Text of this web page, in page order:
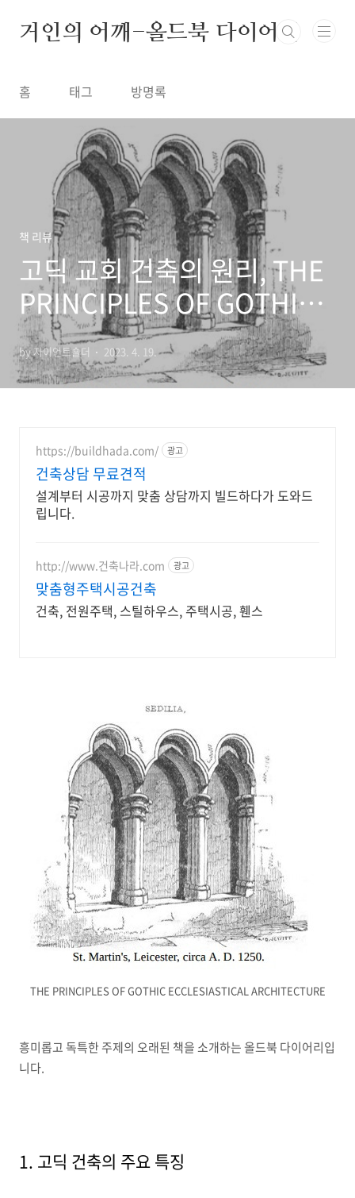
거인의 어깨-올드북 다이어리
홈 태그 방명록
책 리뷰
고딕 교회 건축의 원리, THE
PRINCIPLES OF GOTHIC
ECCLESIASTICAL
ARCHITECTURE
by 자이언트숄더 2023. 4. 19.
https://buildhada.com/ 광고
건축상담 무료견적
설계부터 시공까지 맞춤 상담까지 빌드하다가 도와드
립니다.
http://www.건축나라.com 광고
맞춤형주택시공건축
건축, 전원주택, 스틸하우스, 주택시공, 휀스
THE PRINCIPLES OF GOTHIC ECCLESIASTICAL ARCHITECTURE
흥미롭고 독특한 주제의 오래된 책을 소개하는 올드북 다이어리입
니다.
1. 고딕 건축의 주요 특징